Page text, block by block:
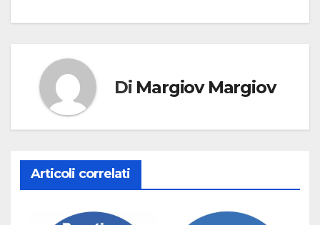
Di Margiov Margiov
Articoli correlati